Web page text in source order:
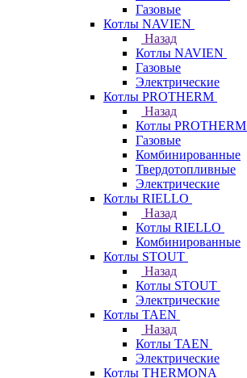
Газовые
Котлы NAVIEN
Назад
Котлы NAVIEN
Газовые
Электрические
Котлы PROTHERM
Назад
Котлы PROTHERM
Газовые
Комбинированные
Твердотопливные
Электрические
Котлы RIELLO
Назад
Котлы RIELLO
Комбинированные
Котлы STOUT
Назад
Котлы STOUT
Электрические
Котлы TAEN
Назад
Котлы TAEN
Электрические
Котлы THERMONA